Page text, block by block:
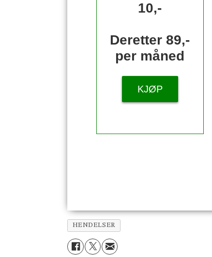
10,-
Deretter 89,-
per måned
KJØP
HENDELSER